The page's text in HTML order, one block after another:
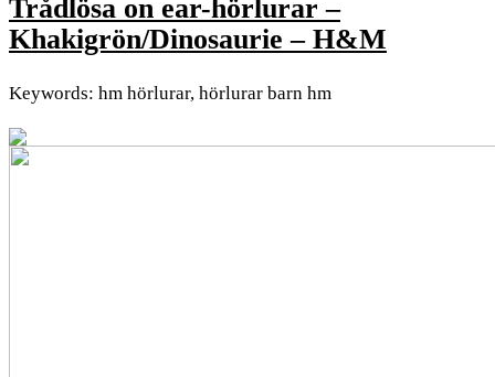
Trådlösa on ear-hörlurar –
Khakigrön/Dinosaurie – H&M
Keywords: hm hörlurar, hörlurar barn hm